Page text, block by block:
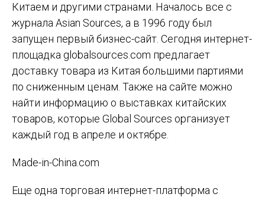
Китаем и другими странами. Началось все с
журнала Asian Sources, а в 1996 году был
запущен первый бизнес-сайт. Сегодня интернет-
площадка globalsources.com предлагает
доставку товара из Китая большими партиями
по сниженным ценам. Также на сайте можно
найти информацию о выставках китайских
товаров, которые Global Sources организует
каждый год в апреле и октябре.
Made-in-China.com
Еще одна торговая интернет-платформа с